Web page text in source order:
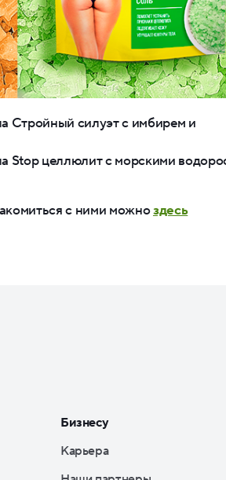
Стройный силуэт с имбирем и
Stop целлюлит с морскими
с ними можноздесь
Бизнесу
Карьера